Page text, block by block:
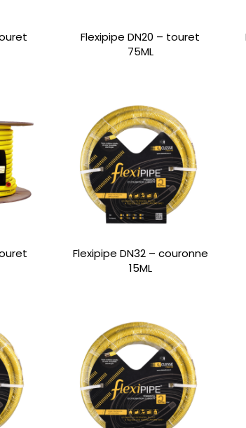
Flexipipe DN20 – touret
75ML
Flexipipe DN32 – couronne
15ML